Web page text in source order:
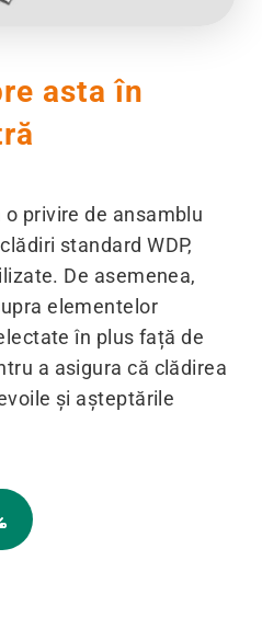
asta în
privire de ansamblu
standard WDP,
De asemenea,
elementelor
în plus față de
a asigura că clădirea
și așteptările